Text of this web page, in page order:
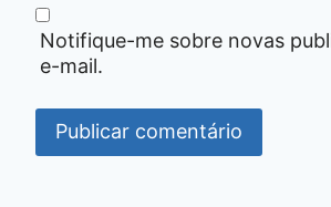
Notifique-me sobre novas
e-mail.